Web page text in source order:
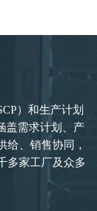
）和生产计划
盖需求计划、产
给、销售协同，
多家工厂及众多